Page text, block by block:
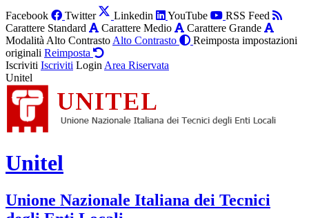
Facebook Twitter Linkedin YouTube
RSS Feed
Carattere Standard
Carattere Medio
Carattere Grande
Modalità Alto Contrasto Alto Contrasto
Reimposta impostazioni
originali Reimposta
Iscriviti Iscriviti Login Area Riservata
Unitel
Unitel
Unione Nazionale Italiana dei Tecnici